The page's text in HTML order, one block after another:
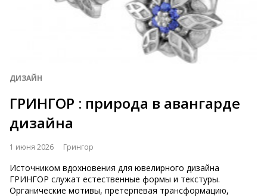
ДИЗАЙН
ГРИНГОР : природа в авангарде
дизайна
1 июня 2026 Грингор
Источником вдохновения для ювелирного дизайна
ГРИНГОР служат естественные формы и текстуры.
Органические мотивы, претерпевая трансформацию,